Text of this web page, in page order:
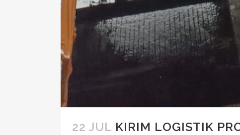
22 JUL KIRIM LOGISTIK